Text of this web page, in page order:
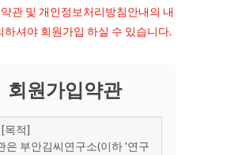
관 및 개인정보처리방침안내의 내
하셔야 회원가입 하실 수 있습니다.
회원가입약관